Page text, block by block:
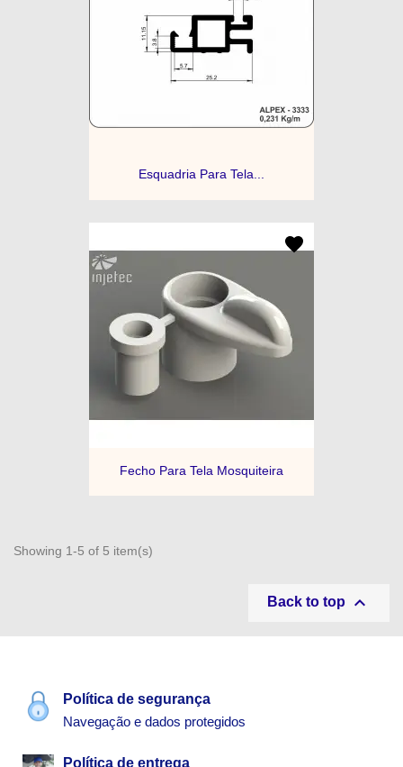
Esquadria Para Tela...
Fecho Para Tela Mosquiteira
Showing 1-5 of 5 item(s)
Back to top 
Política de segurança
Navegação e dados protegidos
Política de entrega